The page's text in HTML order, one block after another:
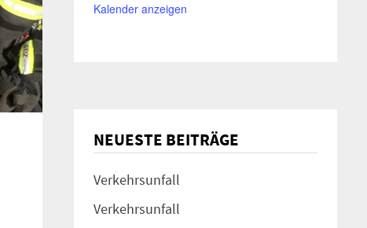
Kalender anzeigen
NEUESTE BEITRÄGE
Verkehrsunfall
Verkehrsunfall